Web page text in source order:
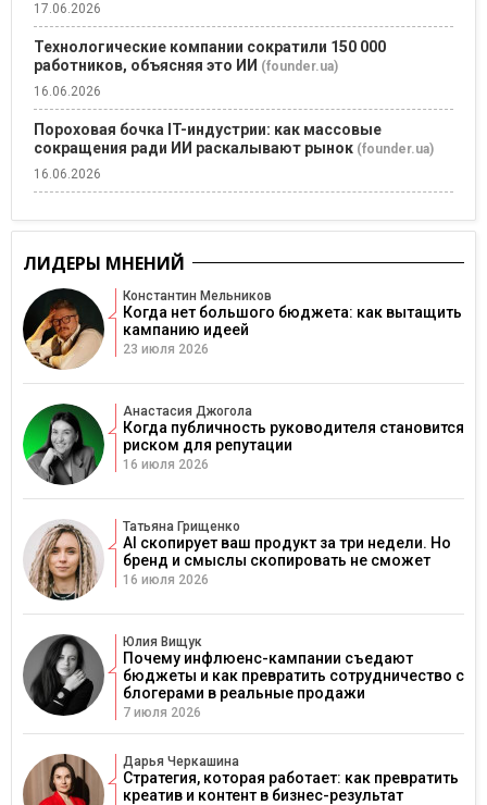
17.06.2026
Технологические компании сократили 150 000
работников, объясняя это ИИ (founder.ua)
16.06.2026
Пороховая бочка IT-индустрии: как массовые
сокращения ради ИИ раскалывают рынок (founder.ua)
16.06.2026
ЛИДЕРЫ МНЕНИЙ
Константин Мельников
Когда нет большого бюджета: как вытащить
кампанию идеей
23 июля 2026
Анастасия Джогола
Когда публичность руководителя становится
риском для репутации
16 июля 2026
Татьяна Грищенко
AI скопирует ваш продукт за три недели. Но
бренд и смыслы скопировать не сможет
16 июля 2026
Юлия Вищук
Почему инфлюенс-кампании съедают
бюджеты и как превратить сотрудничество с
блогерами в реальные продажи
7 июля 2026
Дарья Черкашина
Стратегия, которая работает: как превратить
креатив и контент в бизнес-результат